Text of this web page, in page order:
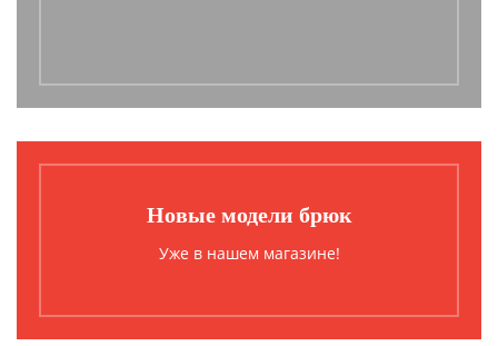
Новые модели брюк
Уже в нашем магазине!